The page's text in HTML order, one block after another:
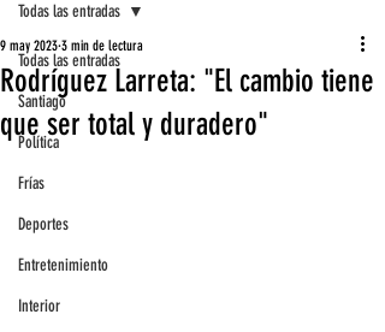
Todas las entradas
Santiago
Política
Frías
Deportes
Entretenimiento
Interior
Todas las entradas
Rodríguez Larreta: "El cambio tiene
que ser total y duradero"
9 may 2023 3 min de lectura